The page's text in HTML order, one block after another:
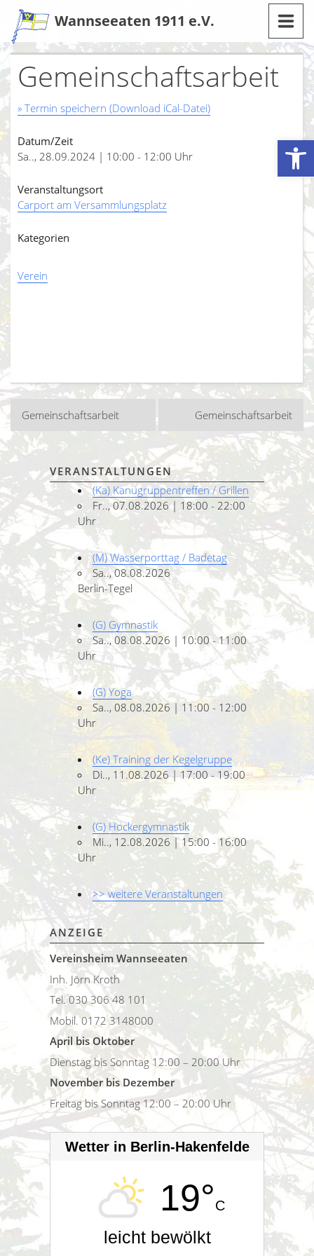
Werkzeugleiste öffnen
Zum
Inhalt
Wannseeaten 1911 e.V.
Gemeinschaftsarbeit
» Termin speichern (Download iCal-Datei)
Datum/Zeit
Sa.., 28.09.2024 | 10:00 - 12:00 Uhr
Veranstaltungsort
Carport am Versammlungsplatz
Kategorien
Verein
Beitragsnavigation
Gemeinschaftsarbeit Gemeinschaftsarbeit
VERANSTALTUNGEN
(Ka) Kanugruppentreffen / Grillen
Fr.., 07.08.2026 | 18:00 - 22:00
Uhr
(M) Wasserporttag / Badetag
Sa.., 08.08.2026
Berlin-Tegel
(G) Gymnastik
Sa.., 08.08.2026 | 10:00 - 11:00
Uhr
(G) Yoga
Sa.., 08.08.2026 | 11:00 - 12:00
Uhr
(Ke) Training der Kegelgruppe
Di.., 11.08.2026 | 17:00 - 19:00
Uhr
(G) Hockergymnastik
Mi.., 12.08.2026 | 15:00 - 16:00
Uhr
>> weitere Veranstaltungen
ANZEIGE
Vereinsheim Wannseeaten
Inh. Jörn Kroth
Tel. 030 306 48 101
Mobil. 0172 3148000
April bis Oktober
Dienstag bis Sonntag 12:00 – 20:00 Uhr
November bis Dezember
Freitag bis Sonntag 12:00 – 20:00 Uhr
Wetter in Berlin-Hakenfelde
19°C
leicht bewölkt